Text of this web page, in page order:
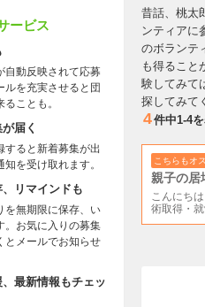
昔話、桃太
ンティアに
のボランテ
も得ること
験してみて
探してみて
4件中1-4
こちらもオ
親子の
こんにち
術取得・
ービス
自動反映されて応募
ルを充実させると団
ことも。
届く
すると新着募集が出
を受け取れます。
リマインドも
を無期限に保存、い
。お気に入りの募集
とメールでお知らせ
最新情報もチェッ